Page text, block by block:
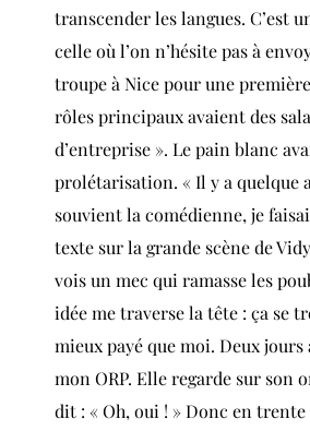
transcender les langues. C’est
celle où l’on n’hésite pas à
troupe à Nice pour une
rôles principaux avaient des
d’entreprise ». Le pain blanc
prolétarisation. « Il y a quelque
souvient la comédienne, je
texte sur la grande scène de
vois un mec qui ramasse les
idée me traverse la tête : ça se
mieux payé que moi. Deux jours
mon ORP. Elle regarde sur son
dit : « Oh, oui ! » Donc en trente